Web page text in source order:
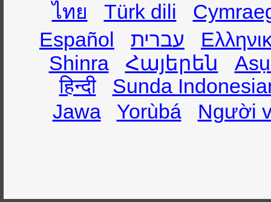
ไทย
Türk dili
Español
עברית
Shinra
Հայերեն
हिन्दी
Sunda
Jawa
Yorùbá Người